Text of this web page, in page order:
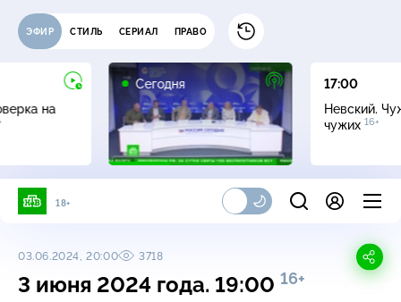
ЭФИР СТИЛЬ СЕРИАЛ ПРАВО
на
Сегодня
17:00
Невский.
чужих 16+
18+
03.06.2024, 20:00 3718
3 июня 2024 года. 19:00 16+